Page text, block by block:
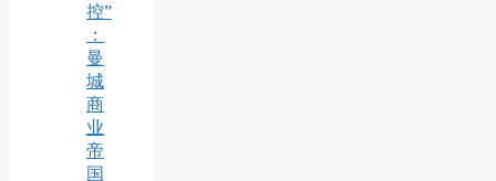
控”
：
曼
城
商
业
帝
国